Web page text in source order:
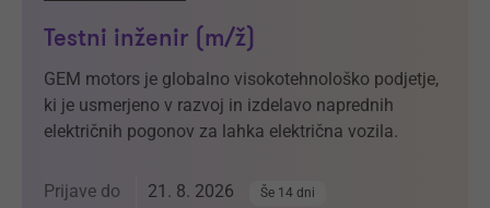
Testni inženir (m/ž)
GEM motors je globalno visokotehnološko podjetje,
ki je usmerjeno v razvoj in izdelavo naprednih
električnih pogonov za lahka električna vozila.
Prijave do 21. 8. 2026 Še 14 dni